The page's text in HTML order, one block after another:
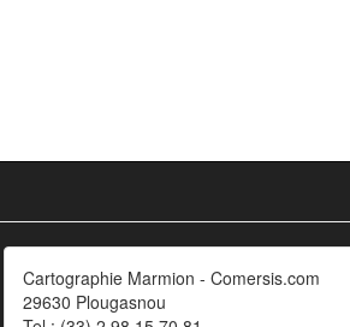
Cartographie Marmion - Comersis.com
29630 Plougasnou